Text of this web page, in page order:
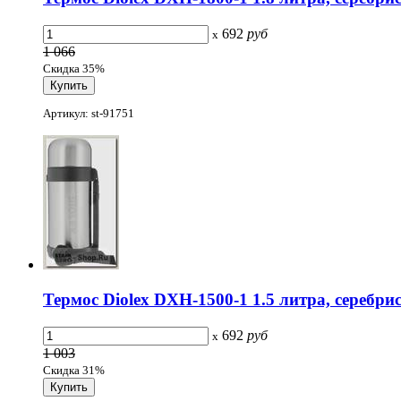
x 692 руб
1 066
Скидка 35%
Артикул: st-91751
Термос Diolex DXH-1500-1 1.5 литра,
x 692 руб
1 003
Скидка 31%